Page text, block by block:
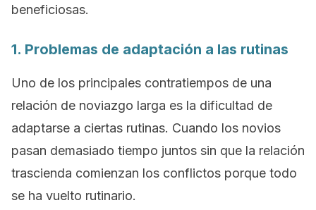
beneficiosas.
1. Problemas de adaptación a las rutinas
Uno de los principales contratiempos de una
relación de noviazgo larga es la dificultad de
adaptarse a ciertas rutinas. Cuando los novios
pasan demasiado tiempo juntos sin que la relación
trascienda comienzan los conflictos porque todo
se ha vuelto rutinario.